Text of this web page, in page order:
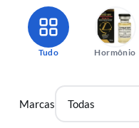
Tudo Hormônio
Marcas